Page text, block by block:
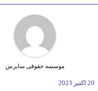
موسسه حقوقی سایرس
20 اکتبر 2023